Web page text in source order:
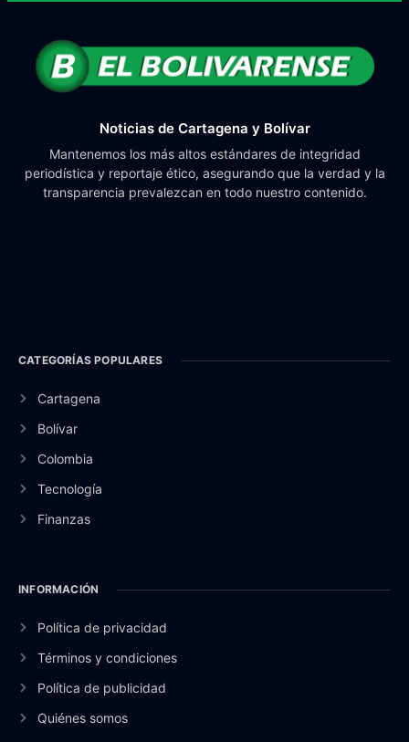
Noticias de Cartagena y Bolívar
Mantenemos los más altos estándares de integridad
periodística y reportaje ético, asegurando que la verdad y la
transparencia prevalezcan en todo nuestro contenido.
CATEGORÍAS POPULARES
Cartagena
Bolívar
Colombia
Tecnología
Finanzas
INFORMACIÓN
Política de privacidad
Términos y condiciones
Política de publicidad
Quiénes somos